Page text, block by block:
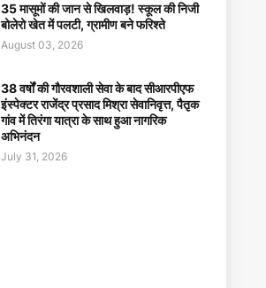
35 मासूमों की जान से खिलवाड़! स्कूल की निजी
बोलेरो खेत में पलटी, ग्रामीण बने फरिश्ते
August 03, 2026
38 वर्षों की गौरवशाली सेवा के बाद सीआरपीएफ
इंस्पेक्टर राजेंद्र प्रसाद मिश्रा सेवानिवृत्त, पैतृक
गांव में तिरंगा यात्रा के साथ हुआ नागरिक
अभिनंदन
July 31, 2026